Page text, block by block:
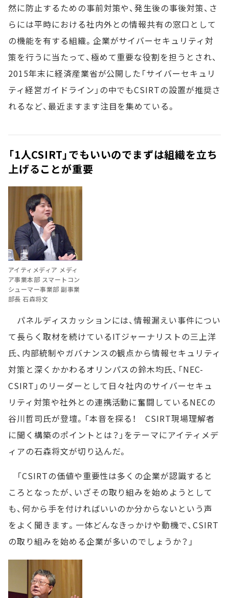
然に防止するための事前対策や、発生後の事後対策、さ
らには平時における社内外との情報共有の窓口として
の機能を有する組織。企業がサイバーセキュリティ対
策を行うに当たって、極めて重要な役割を担うとされ、
2015年末に経済産業省が公開した「サイバーセキュリ
ティ経営ガイドライン」の中でもCSIRTの設置が推奨さ
れるなど、最近ますます注目を集めている。
「1人CSIRT」でもいいのでまずは組織を立ち
上げることが重要
アイティメディア メディ
ア事業本部 スマートコン
シューマー事業部 副事業
部長 石森将文
パネルディスカッションには、情報漏えい事件につい
て長らく取材を続けているITジャーナリストの三上洋
氏、内部統制やガバナンスの観点から情報セキュリティ
対策と深くかかわるオリンパスの鈴木均氏、「NEC-
CSIRT」のリーダーとして日々社内のサイバーセキュ
リティ対策や社外との連携活動に奮闘しているNECの
谷川哲司氏が登壇。「本音を探る！ CSIRT現場理解者
に聞く構築のポイントとは？」をテーマにアイティメデ
ィアの石森将文が切り込んだ。
「CSIRTの価値や重要性は多くの企業が認識すると
ころとなったが、いざその取り組みを始めようとして
も、何から手を付ければいいのか分からないという声
をよく聞きます。一体どんなきっかけや動機で、CSIRT
の取り組みを始める企業が多いのでしょうか？」